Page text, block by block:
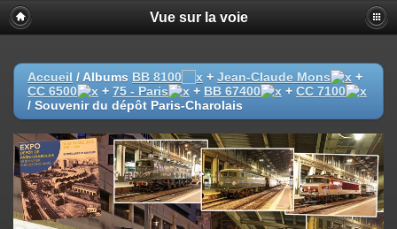
Vue sur la voie
Accueil / Albums BB 8100 + Jean-Claude Mons
+
CC 6500
+ 75 - Paris + BB 67400 + CC 7100
/ Souvenir du dépôt Paris-Charolais